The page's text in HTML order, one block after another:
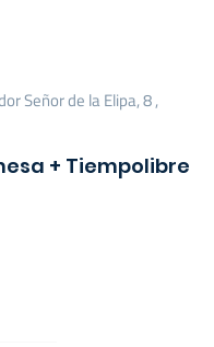
Señor de la Elipa, 8 ,
+ Tiempolibre